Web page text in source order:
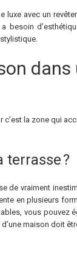
luxe avec un
besoin
dans
c’est la zone qui
terrasse ?
de vraiment
en plusieurs
vous pouvez
maison doit